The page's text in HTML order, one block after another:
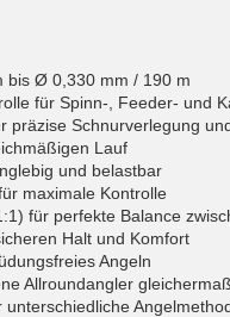
bis Ø 0,330 mm / 190 m
für Spinn-, Feeder- und
präzise Schnurverlegung
Lauf
und belastbar
maximale Kontrolle
für perfekte Balance
Halt und Komfort
Angeln
Allroundangler